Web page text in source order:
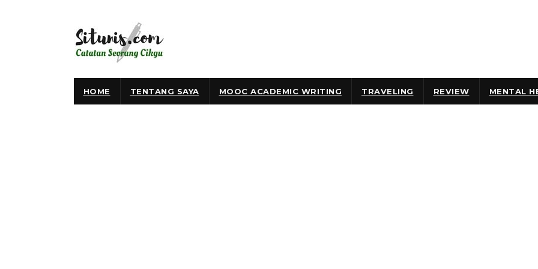
HOME TENTANG SAYA MOOC ACADEMIC WRITING TRAVELING REVIEW MENTAL